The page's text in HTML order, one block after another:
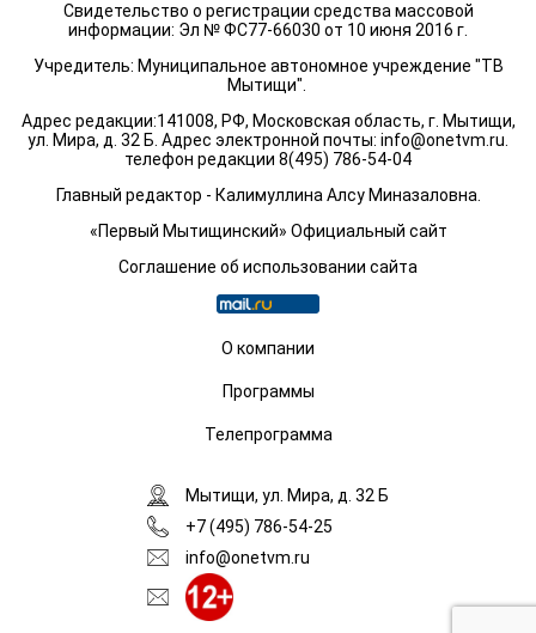
Свидетельство о регистрации средства массовой
информации: Эл № ФС77-66030 от 10 июня 2016 г.
Учредитель: Муниципальное автономное учреждение "ТВ
Мытищи".
Адрес редакции:141008, РФ, Московская область, г. Мытищи,
ул. Мира, д. 32 Б. Адрес электронной почты: info@onetvm.ru
телефон редакции 8(495) 786-54-04
Главный редактор - Калимуллина Алсу Миназаловна.
«Первый Мытищинский» Официальный сайт
Соглашение об использовании сайта
О компании
Программы
Телепрограмма
Мытищи, ул. Мира, д. 32 Б
+7 (495) 786-54-25
info@onetvm.ru